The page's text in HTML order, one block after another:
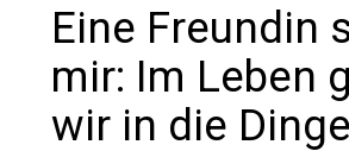
Eine Freundin
mir: Im
wir in die